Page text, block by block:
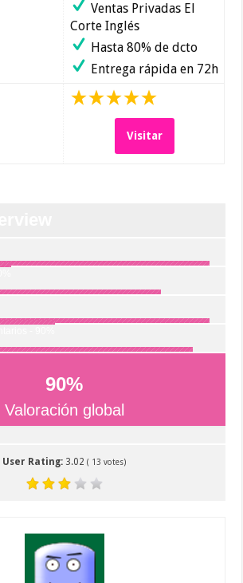
Ventas Privadas El
Corte Inglés
Hasta 80% de dcto
Entrega rápida en 72h
Visitar
90%
Valoración global
User Rating: 3.02 ( 13 votes)